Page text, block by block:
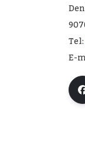
Tel:
E-